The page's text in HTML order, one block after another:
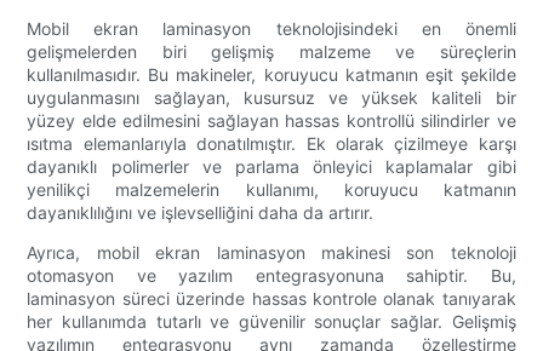
Mobil ekran laminasyon teknolojisindeki en önemli
gelişmelerden biri gelişmiş malzeme ve süreçlerin
kullanılmasıdır. Bu makineler, koruyucu katmanın eşit şekilde
uygulanmasını sağlayan, kusursuz ve yüksek kaliteli bir
yüzey elde edilmesini sağlayan hassas kontrollü silindirler ve
ısıtma elemanlarıyla donatılmıştır. Ek olarak çizilmeye karşı
dayanıklı polimerler ve parlama önleyici kaplamalar gibi
yenilikçi malzemelerin kullanımı, koruyucu katmanın
dayanıklılığını ve işlevselliğini daha da artırır.
Ayrıca, mobil ekran laminasyon makinesi son teknoloji
otomasyon ve yazılım entegrasyonuna sahiptir. Bu,
laminasyon süreci üzerinde hassas kontrole olanak tanıyarak
her kullanımda tutarlı ve güvenilir sonuçlar sağlar. Gelişmiş
yazılımın entegrasyonu aynı zamanda özelleştirme